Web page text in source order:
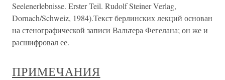
Seelenerlebnisse. Erster Teil. Rudolf Steiner Verlag,
Dornach/Schweiz, 1984).Текст берлинских лекций основан
на стенографической записи Вальтера Фегелана; он же и
расшифровал ее.
ПРИМЕЧАНИЯ